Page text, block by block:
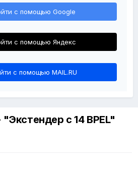
с помощью Google
с помощью Яндекс
с помощью MAIL.RU
с 14 BPEL"